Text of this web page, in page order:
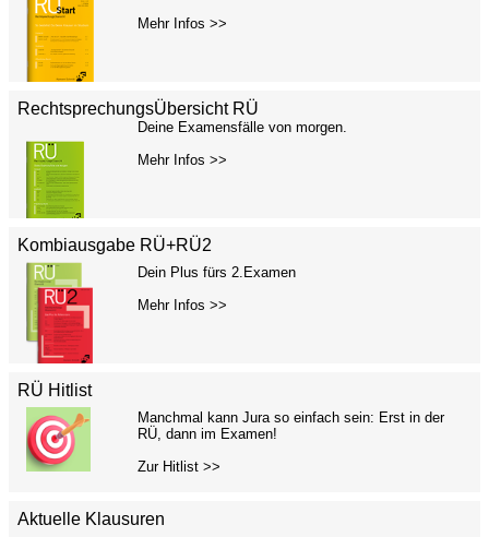
Mehr Infos >>
RechtsprechungsÜbersicht RÜ
Deine Examensfälle von morgen.
Mehr Infos >>
Kombiausgabe RÜ+RÜ2
Dein Plus fürs 2.Examen
Mehr Infos >>
RÜ Hitlist
Manchmal kann Jura so einfach sein: Erst in der
RÜ, dann im Examen!
Zur Hitlist >>
Aktuelle Klausuren